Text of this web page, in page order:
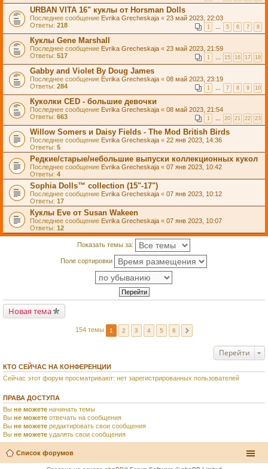
URBAN VITA 16" куклы от Horsman Dolls
Последнее сообщение Evrika Grecheskaja « 23 май 2023, 22:03
Ответы: 218 1 … 5 6 7 8
Куклы Gene Marshall
Последнее сообщение Evrika Grecheskaja « 23 май 2023, 21:59
Ответы: 517 1 … 15 16 17 18
Gabby and Violet By Doug James
Последнее сообщение Evrika Grecheskaja « 08 май 2023, 23:19
Ответы: 284 1 … 7 8 9 10
Куколки CED - большие девочки
Последнее сообщение Evrika Grecheskaja « 08 май 2023, 21:54
Ответы: 663 1 … 20 21 22 23
Willow Somers и Daisy Fields - The Mod British Birds
Последнее сообщение Evrika Grecheskaja « 22 янв 2023, 14:36
Ответы: 5
Редкие/старые/небольшие выпуски коллекционных кукол
Последнее сообщение Evrika Grecheskaja « 07 янв 2023, 10:42
Ответы: 4
Sophia Dolls™ collection (15"-17")
Последнее сообщение Evrika Grecheskaja « 07 янв 2023, 10:12
Ответы: 17
Куклы Eve от Susan Wakeen
Последнее сообщение Evrika Grecheskaja « 07 янв 2023, 10:07
Ответы: 12
Показать темы за:
Поле сортировки
Новая тема
154 темы 1 2 3 4 5 6
Перейти
КТО СЕЙЧАС НА КОНФЕРЕНЦИИ
Сейчас этот форум просматривают: нет зарегистрированных пользователей
ПРАВА ДОСТУПА
Вы не можете начинать темы
Вы не можете отвечать на сообщения
Вы не можете редактировать свои сообщения
Вы не можете удалять свои сообщения
Список форумов